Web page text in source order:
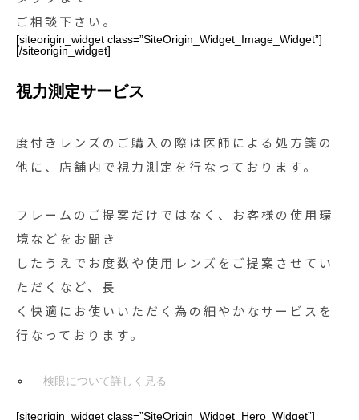
ご相談下さい。
[siteorigin_widget class=”SiteOrigin_Widget_Image_Widget”]
[/siteorigin_widget]
視力測定サービス
度付きレンズのご購入の際は医師による処方箋の
他に、店舗内で視力測定を行なっております。
フレームのご提案だけではなく、お客様の使用環
境などをお聞き
したうえでお度数や使用レンズをご提案させてい
ただくなど、長
く快適にお使いいただく為の細やかなサービスを
行なっております。
– 検眼について詳しく見る –
[siteorigin_widget class=”SiteOrigin_Widget_Hero_Widget”]